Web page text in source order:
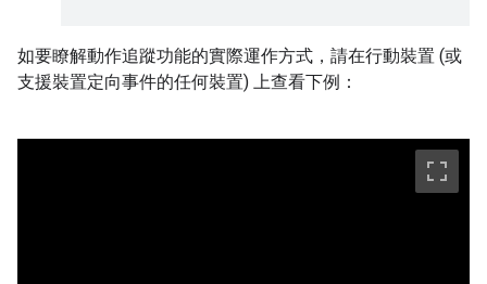
如要瞭解動作追蹤功能的實際運作方式，請在行動裝置 (或
支援裝置定向事件的任何裝置) 上查看下例：